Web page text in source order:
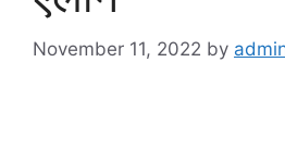
November 11, 2022 by